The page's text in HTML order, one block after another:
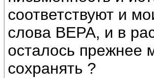
соответствуют и
слова ВЕРА, и в
осталось прежнее
сохранять ?